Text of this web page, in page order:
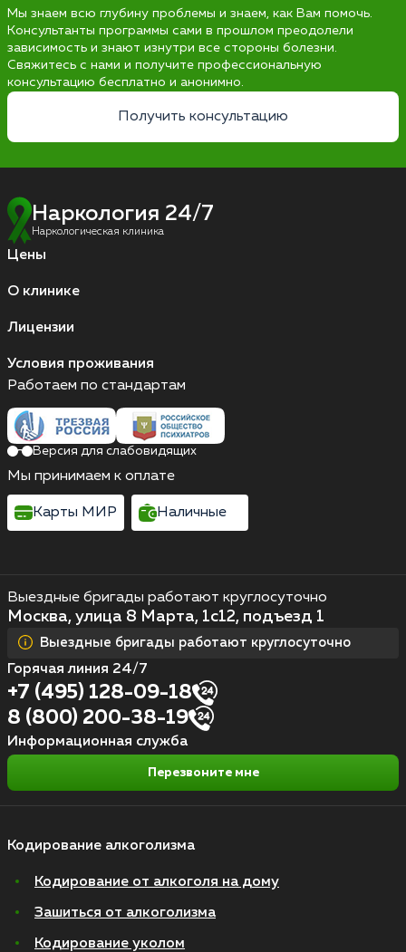
Мы знаем всю глубину проблемы и знаем, как Вам помочь.
Консультанты программы сами в прошлом преодолели
зависимость и знают изнутри все стороны болезни.
Свяжитесь с нами и получите профессиональную
консультацию бесплатно и анонимно.
Получить консультацию
Наркология 24/7
Наркологическая клиника
Цены
О клинике
Лицензии
Условия проживания
Кодирование алкоголизма
Кодирование от алкоголя на дому
Зашиться от алкоголизма
Кодирование уколом
Выездные бригады работают круглосуточно
Москва, улица 8 Марта, 1с12, подъезд 1
Выездные бригады работают круглосуточно
Горячая линия 24/7
+7 (495) 128-09-18
8 (800) 200-38-19
Информационная служба
Перезвоните мне
Работаем по стандартам
Версия для слабовидящих
Мы принимаем к оплате
Карты МИР Наличные